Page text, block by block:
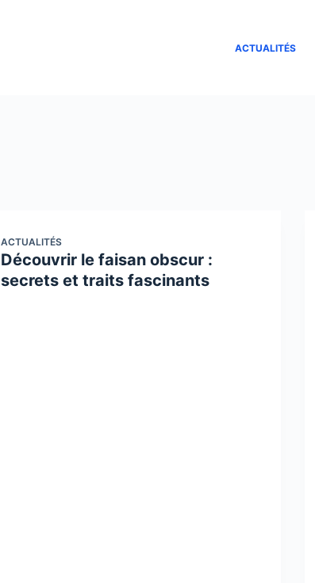
ACTUALITÉS
ACTUALITÉS
Découvrir le faisan obscur :
secrets et traits fascinants